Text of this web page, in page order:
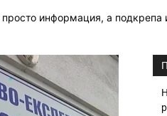
информация, а подкрепа